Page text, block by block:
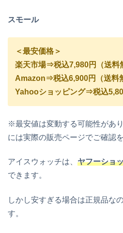
スモール
＜最安価格＞
楽天市場⇒税込7,980円（送料
Amazon⇒税込6,900円（送料
Yahooショッピング⇒税込
※最安値は変動する可能性があ
には実際の販売ページでご確認
アイスウォッチは、 ヤフーショ
できます。
しかし安すぎる場合は正規品な
す。